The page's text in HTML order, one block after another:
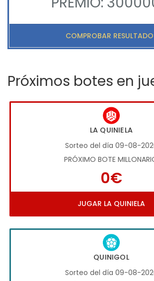
COMPROBAR
Próximos botes en
LA QUINIELA
Sorteo del día 09-08-
PRÓXIMO BOTE
0€
JUGAR LA QUINIELA
QUINIGOL
Sorteo del día 09-08-